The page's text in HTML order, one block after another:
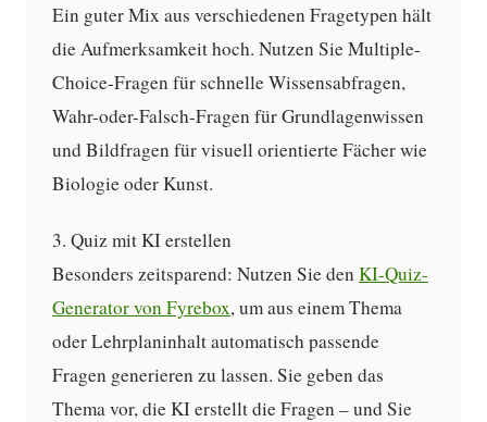
Ein guter Mix aus verschiedenen Fragetypen hält
die Aufmerksamkeit hoch. Nutzen Sie Multiple-
Choice-Fragen für schnelle Wissensabfragen,
Wahr-oder-Falsch-Fragen für Grundlagenwissen
und Bildfragen für visuell orientierte Fächer wie
Biologie oder Kunst.
3. Quiz mit KI erstellen
Besonders zeitsparend: Nutzen Sie denKI-Quiz-
Generator von Fyrebox, um aus einem Thema
oder Lehrplaninhalt automatisch passende
Fragen generieren zu lassen. Sie geben das
Thema vor, die KI erstellt die Fragen – und Sie